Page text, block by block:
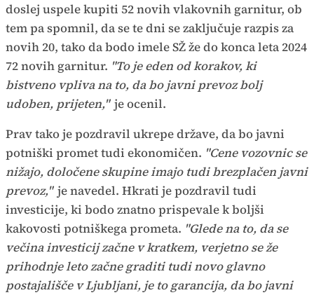
doslej uspele kupiti 52 novih vlakovnih garnitur, ob
tem pa spomnil, da se te dni se zaključuje razpis za
novih 20, tako da bodo imele SŽ že do konca leta 2024
72 novih garnitur. "To je eden od korakov, ki
bistveno vpliva na to, da bo javni prevoz bolj
udoben, prijeten," je ocenil.
Prav tako je pozdravil ukrepe države, da bo javni
potniški promet tudi ekonomičen. "Cene vozovnic se
nižajo, določene skupine imajo tudi brezplačen javni
prevoz," je navedel. Hkrati je pozdravil tudi
investicije, ki bodo znatno prispevale k boljši
kakovosti potniškega prometa. "Glede na to, da se
večina investicij začne v kratkem, verjetno se že
prihodnje leto začne graditi tudi novo glavno
postajališče v Ljubljani, je to garancija, da bo javni